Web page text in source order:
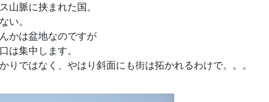
山脈に挟まれた国。
い。
かは盆地なのですが
は集中します。
りではなく、やはり斜面にも街は拓かれるわけで。。。